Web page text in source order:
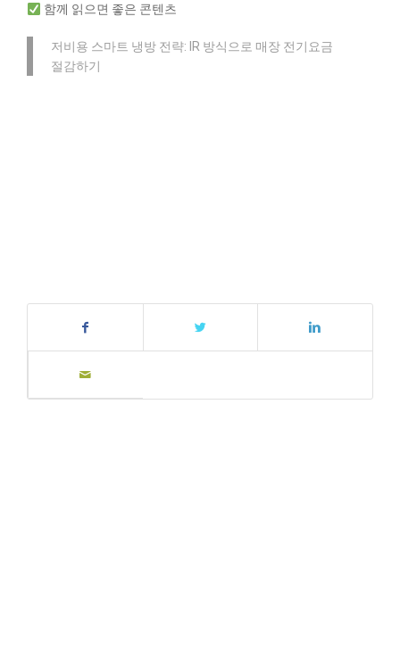
함께 읽으면 좋은 콘텐츠
저비용 스마트 냉방 전략: IR 방식으로 매장 전기요금
절감하기